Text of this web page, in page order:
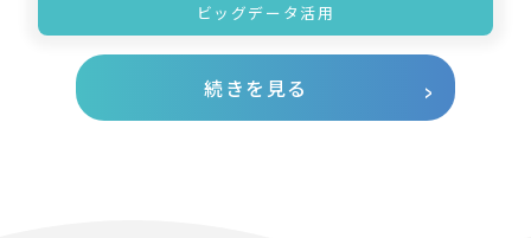
ビッグデータ活用
続きを見る